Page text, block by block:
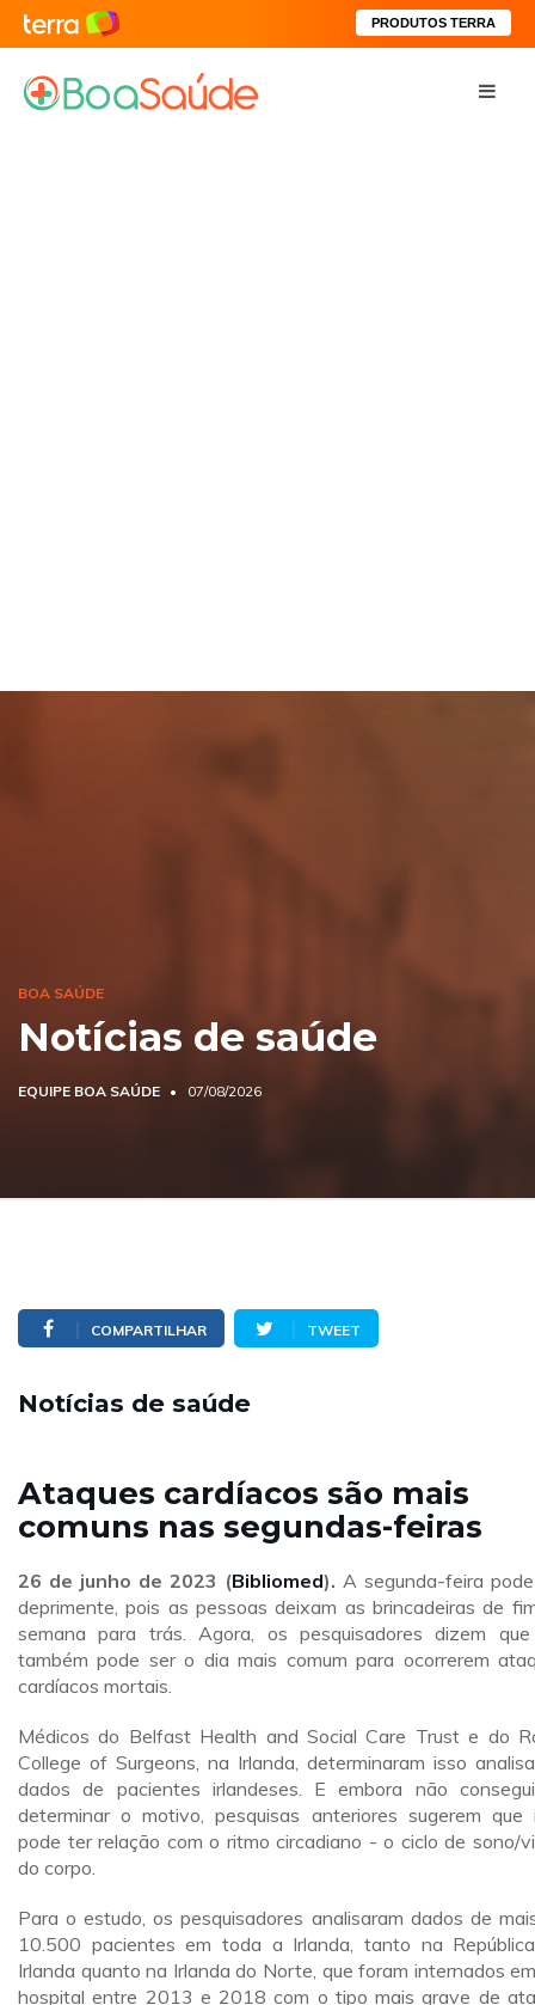
PRODUTOS TERRA
BOA SAÚDE
Notícias de saúde
EQUIPE BOA SAÚDE 07/08/2026
COMPARTILHAR TWEET
Notícias de saúde
Ataques cardíacos são mais
comuns nas segundas-feiras
26 de junho de 2023 (Bibliomed). A segunda-feira
deprimente, pois as pessoas deixam as brincadeiras de
semana para trás. Agora, os pesquisadores dizem
também pode ser o dia mais comum para ocorrerem
cardíacos mortais.
Médicos do Belfast Health and Social Care Trust e do
College of Surgeons, na Irlanda, determinaram isso
dados de pacientes irlandeses. E embora não
determinar o motivo, pesquisas anteriores sugerem que
pode ter relação com o ritmo circadiano - o ciclo de sono/
do corpo.
Para o estudo, os pesquisadores analisaram dados de
10.500 pacientes em toda a Irlanda, tanto na
Irlanda quanto na Irlanda do Norte, que foram internados
hospital entre 2013 e 2018 com o tipo mais grave de